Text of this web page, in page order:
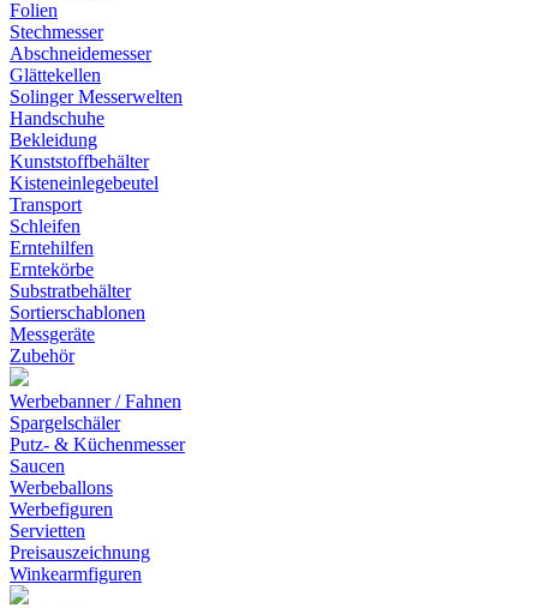
Folien
Stechmesser
Abschneidemesser
Glättekellen
Solinger Messerwelten
Handschuhe
Bekleidung
Kunststoffbehälter
Kisteneinlegebeutel
Transport
Schleifen
Erntehilfen
Erntekörbe
Substratbehälter
Sortierschablonen
Messgeräte
Zubehör
Werbebanner / Fahnen
Spargelschäler
Putz- & Küchenmesser
Saucen
Werbeballons
Werbefiguren
Servietten
Preisauszeichnung
Winkearmfiguren